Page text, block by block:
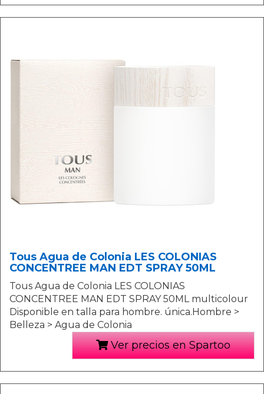
Tous Agua de Colonia LES COLONIAS
CONCENTREE MAN EDT SPRAY 50ML
Tous Agua de Colonia LES COLONIAS
CONCENTREE MAN EDT SPRAY 50ML multicolour
Disponible en talla para hombre. única.Hombre >
Belleza > Agua de Colonia
Ver precios en Spartoo